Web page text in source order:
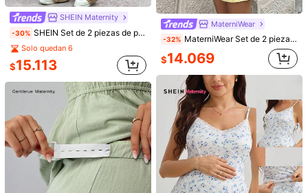
$
SHEIN Maternity
-30% SHEIN Set de 2 piezas de pantalones sin mangas de unicolor y camiseta de enfermería de maternidad para verano
Solo quedan 6
$15.113
MaterniWear
-32% MaterniWear Set de 2 piezas de top sin mangas con textura bordada y shorts casuales con cintura ajustable para maternidad
$14.069